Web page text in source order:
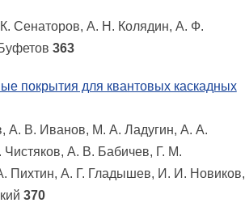
Сенаторов, А. Н. Колядин, А. Ф.
363
покрытия для квантовых каскадных
А. В. Иванов, М. А. Ладугин, А. А.
А. В. Бабичев, Г. М.
Пихтин, А. Г. Гладышев, И. И. Новиков,
370